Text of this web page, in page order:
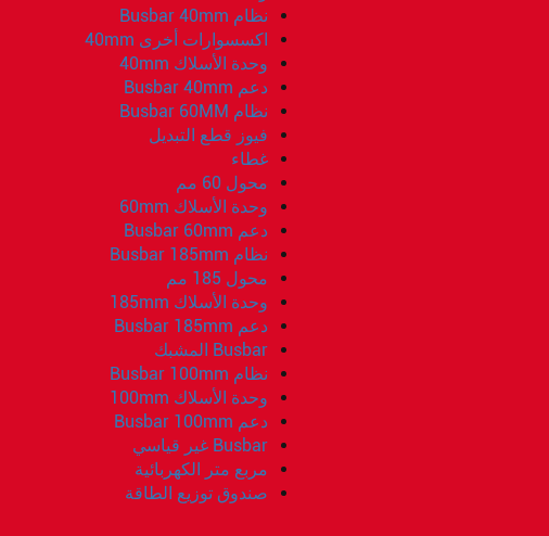
نظام Busbar 40mm
اكسسوارات أخرى 40mm
وحدة الأسلاك 40mm
دعم Busbar 40mm
نظام Busbar 60MM
فيوز قطع التبديل
غطاء
محول 60 مم
وحدة الأسلاك 60mm
دعم Busbar 60mm
نظام Busbar 185mm
محول 185 مم
وحدة الأسلاك 185mm
دعم Busbar 185mm
Busbar المشبك
نظام Busbar 100mm
وحدة الأسلاك 100mm
دعم Busbar 100mm
Busbar غير قياسي
مربع متر الكهربائية
صندوق توزيع الطاقة